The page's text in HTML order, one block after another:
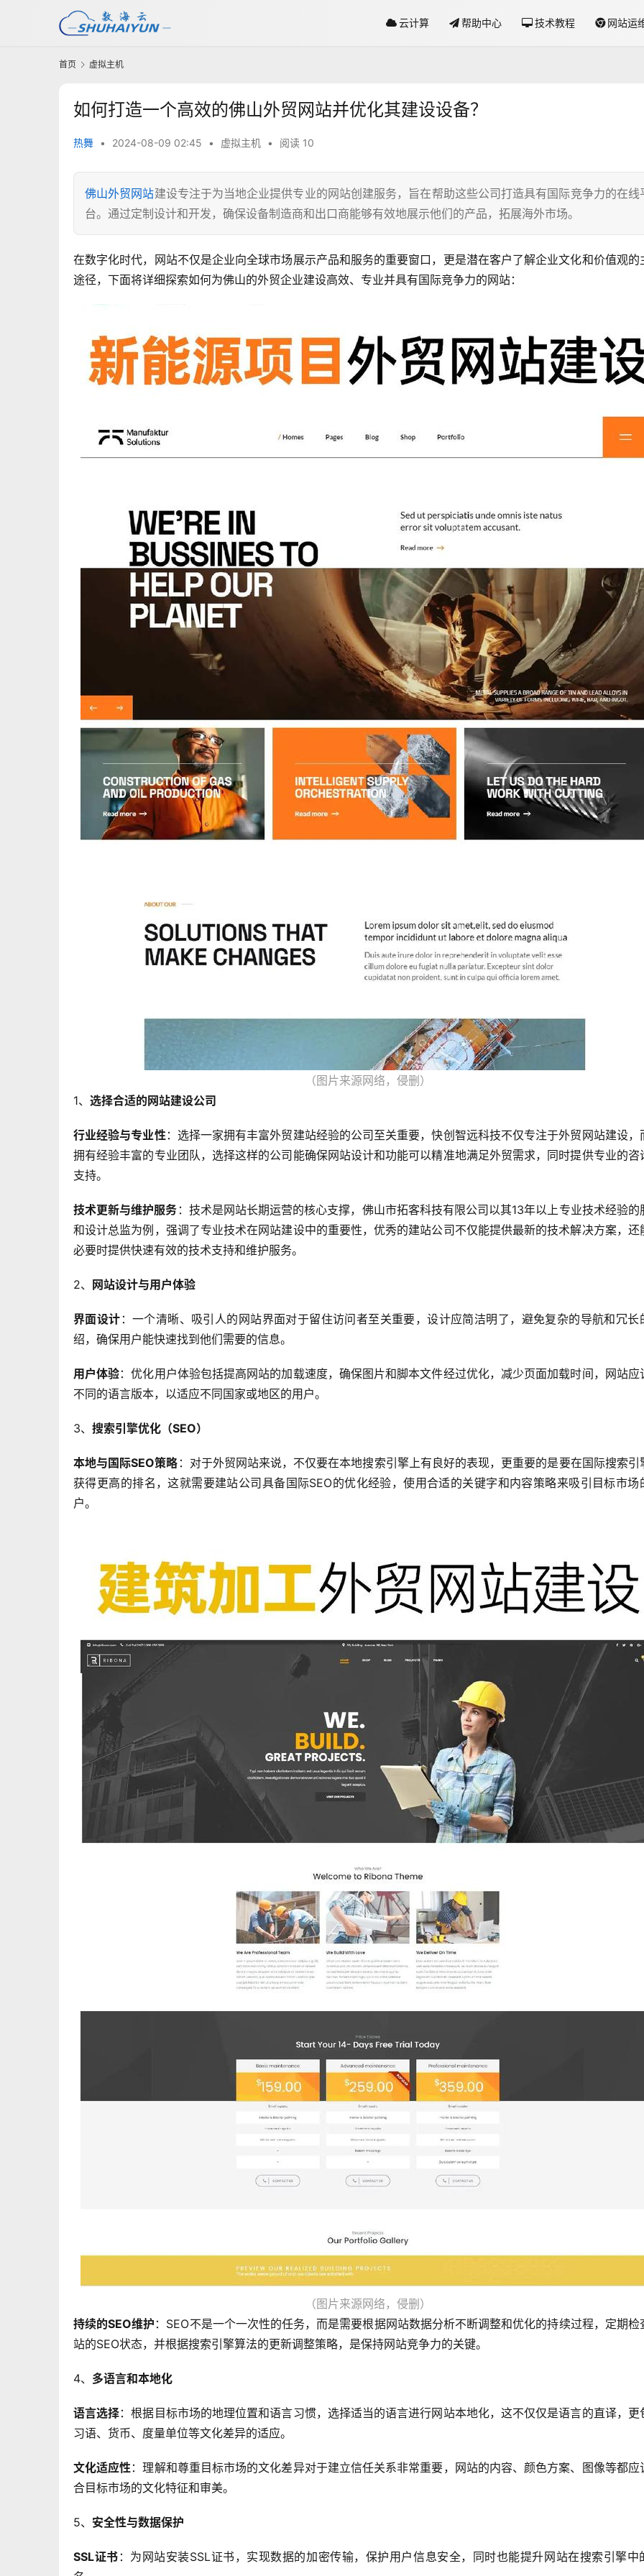
云计算 帮助中心 技术教程 网站运
首页 虚拟主机
如何打造一个高效的佛山外贸网站并优化其建设设备？
热舞 • 2024-08-09 02:45 • 虚拟主机 • 阅读 10
佛山外贸网站建设专注于为当地企业提供专业的网站创建服务，旨在帮助这些公司打造具有国际竞争力的在线
台。通过定制设计和开发，确保设备制造商和出口商能够有效地展示他们的产品，拓展海外市场。
在数字化时代，网站不仅是企业向全球市场展示产品和服务的重要窗口，更是潜在客户了解企业文化和价值观的
途径，下面将详细探索如何为佛山的外贸企业建设高效、专业并具有国际竞争力的网站：
（图片来源网络，侵删）
1、 选择合适的网站建设公司
行业经验与专业性：选择一家拥有丰富外贸建站经验的公司至关重要，快创智远科技不仅专注于外贸网站建设，
拥有经验丰富的专业团队，选择这样的公司能确保网站设计和功能可以精准地满足外贸需求，同时提供专业的咨
支持。
技术更新与维护服务 ：技术是网站长期运营的核心支撑，佛山市拓客科技有限公司以其13年以上专业技术经验的
和设计总监为例，强调了专业技术在网站建设中的重要性，优秀的建站公司不仅能提供最新的技术解决方案，还
必要时提供快速有效的技术支持和维护服务。
2、 网站设计与用户体验
界面设计 ：一个清晰、吸引人的网站界面对于留住访问者至关重要，设计应简洁明了，避免复杂的导航和冗长
绍，确保用户能快速找到他们需要的信息。
用户体验：优化用户体验包括提高网站的加载速度，确保图片和脚本文件经过优化，减少页面加载时间，网站应
不同的语言版本，以适应不同国家或地区的用户。
3、 搜索引擎优化（SEO）
本地与国际SEO策略 ：对于外贸网站来说，不仅要在本地搜索引擎上有良好的表现，更重要的是要在国际搜索引
获得更高的排名，这就需要建站公司具备国际SEO的优化经验，使用合适的关键字和内容策略来吸引目标市场
户。
（图片来源网络，侵删）
持续的SEO维护 ：SEO不是一个一次性的任务，而是需要根据网站数据分析不断调整和优化的持续过程，定期检
站的SEO状态，并根据搜索引擎算法的更新调整策略，是保持网站竞争力的关键。
4、 多语言和本地化
语言选择：根据目标市场的地理位置和语言习惯，选择适当的语言进行网站本地化，这不仅仅是语言的直译，更
习语、货币、度量单位等文化差异的适应。
文化适应性：理解和尊重目标市场的文化差异对于建立信任关系非常重要，网站的内容、颜色方案、图像等都应
合目标市场的文化特征和审美。
5、 安全性与数据保护
SSL证书 ：为网站安装SSL证书，实现数据的加密传输，保护用户信息安全，同时也能提升网站在搜索引擎中